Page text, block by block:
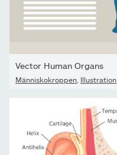
Vector Human Organs
Människokroppen Illustration